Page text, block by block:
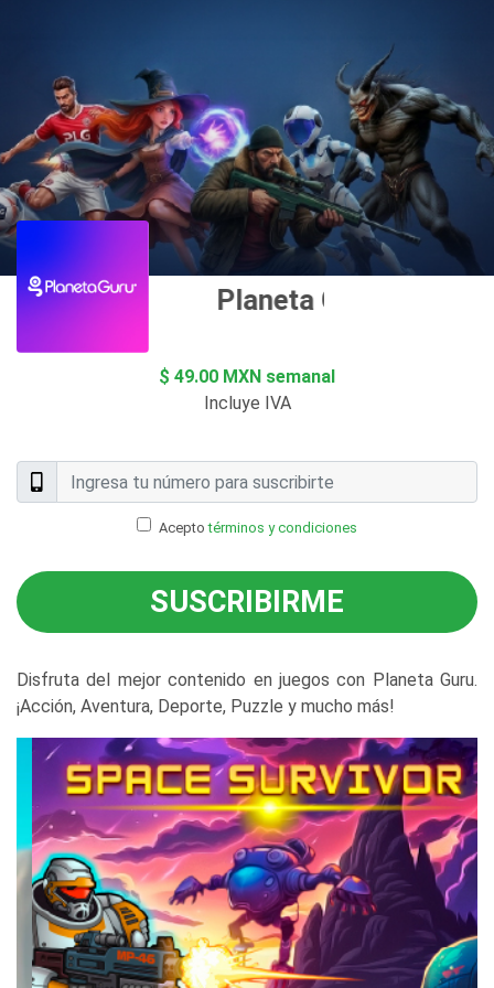
Planeta Guru
$ 49.00 MXN semanal
Incluye IVA
Aceptotérminos y condiciones
SUSCRIBIRME
Disfruta del mejor contenido en juegos con Planeta Guru.
¡Acción, Aventura, Deporte, Puzzle y mucho más!